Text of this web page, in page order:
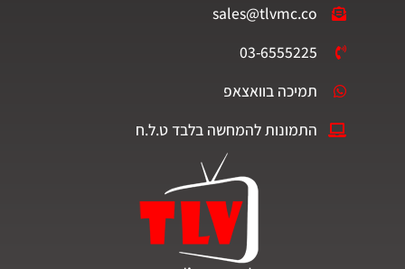
sales@tlvmc.co
03-6555225
תמיכה בוואצאפ
התמונות להמחשה בלבד ט.ל.ח